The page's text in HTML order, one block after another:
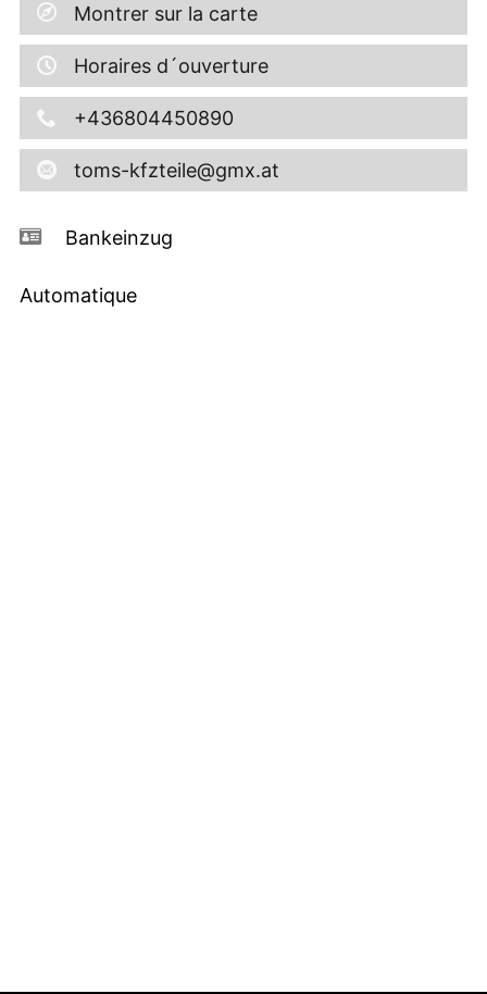
Montrer sur la carte
Horaires d´ouverture
+436804450890
toms-kfzteile@gmx.at
Bankeinzug
Automatique